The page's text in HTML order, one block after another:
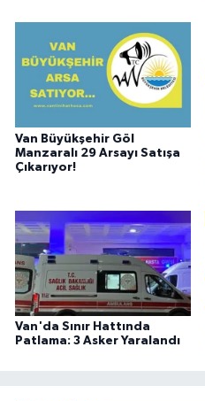
Van Büyükşehir Göl
Manzaralı 29 Arsayı Satışa
Çıkarıyor!
Van'da Sınır Hattında
Patlama: 3 Asker Yaralandı